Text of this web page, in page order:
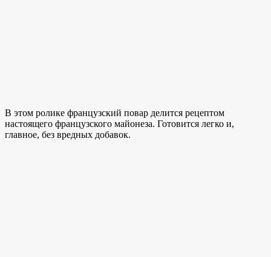
В этом ролике французский повар делится рецептом
настоящего французского майонеза. Готовится легко и,
главное, без вредных добавок.